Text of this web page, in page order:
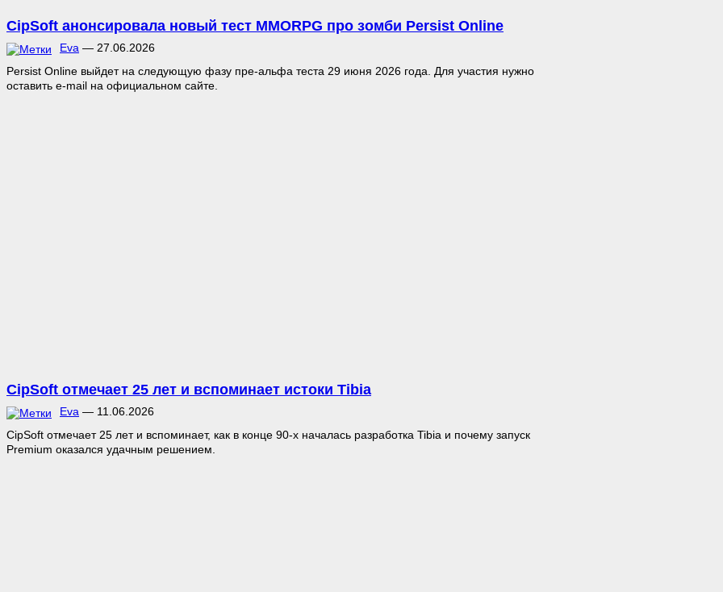
CipSoft анонсировала новый тест MMORPG про зомби Persist Online
Eva — 27.06.2026
Persist Online выйдет на следующую фазу пре-альфа теста 29 июня 2026 года. Для участия нужно
оставить e-mail на официальном сайте.
CipSoft отмечает 25 лет и вспоминает истоки Tibia
Eva — 11.06.2026
CipSoft отмечает 25 лет и вспоминает, как в конце 90-х началась разработка Tibia и почему запуск
Premium оказался удачным решением.